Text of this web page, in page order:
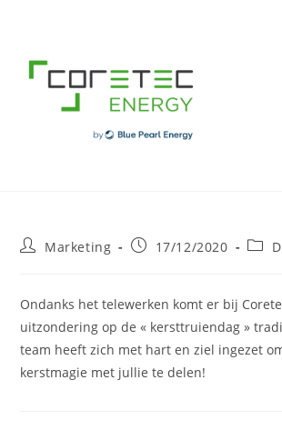
content
PostMarketing
Post17/12/2020
Post
Ondanks het telewerken komt er bij
uitzondering op de « kersttruiendag »
team heeft zich met hart en ziel ingezet
kerstmagie met jullie te delen!